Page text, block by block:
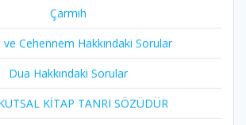
Çarmıh​
Cehennem Hakkındaki Sorular
Dua Hakkındaki Sorular
KİTAP TANRI SÖZÜDÜR